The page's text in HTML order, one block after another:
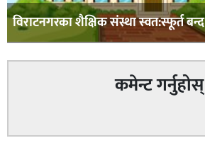
विराटनगरका शैक्षिक संस्था स्वत:स्फूर्त बन्द
कमेन्ट गर्नुहोस्